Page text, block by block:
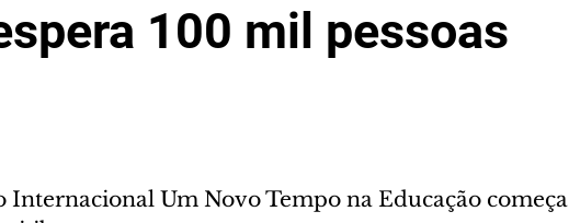
100 mil pessoas
Internacional Um Novo Tempo na Educação começa